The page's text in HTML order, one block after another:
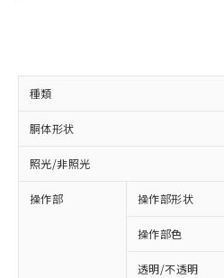
種類
胴体形状
照光/非照光
操作部 操作部形状
操作部色
透明/不透明